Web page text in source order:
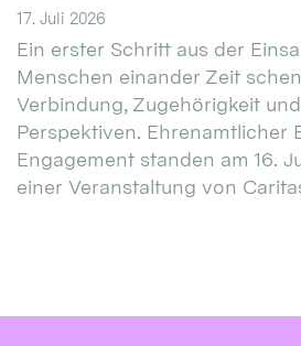
17. Juli 2026
Ein erster Schritt aus der
Menschen einander Zeit
Verbindung, Zugehörigkeit
Perspektiven. Ehrenamtlicher
Engagement standen am 16.
einer Veranstaltung von